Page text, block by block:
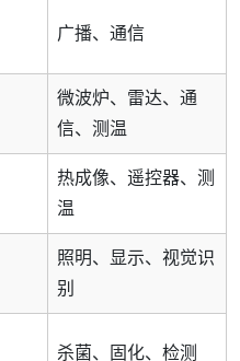
广播、通信
微波炉、雷达、通
信、测温
热成像、遥控器、测
温
照明、显示、视觉识
别
杀菌、固化、检测